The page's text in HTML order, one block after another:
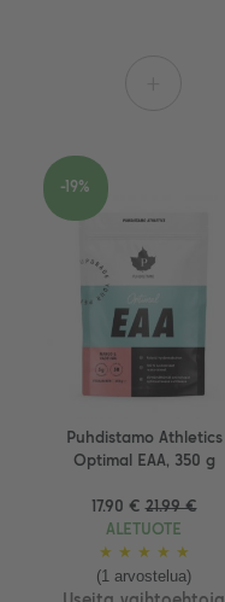
Puhdistamo Athletics
Optimal EAA, 350 g
17.90 € 21.99 €
ALETUOTE
★ ★ ★ ★ ★
(1 arvostelua)
-19%